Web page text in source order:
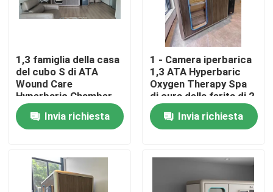
Controllo di qualità
Camera iperbarica di HBOT
STAZIONE TERMALE della camera iperbarica
Camera iperbarica invecchiante inversa
1,3 famiglia della casa
del cubo S di ATA
Wound Care
Hyperbaric Chamber
Invia richiesta
1 - Camera iperbarica
1,3 ATA Hyperbaric
Oxygen Therapy Spa
di cura della ferita di 2
persone
Invia richiesta